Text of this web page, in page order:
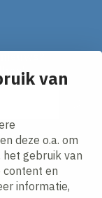
van
deze o.a. om
gebruik van
en
informatie,